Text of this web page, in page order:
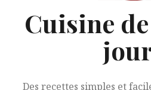
Cuisine
Des recettes simples et